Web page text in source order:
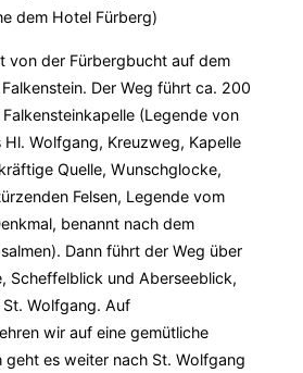
dem Hotel Fürberg)
von der Fürbergbucht auf dem
Der Weg führt ca. 200
(Legende von
Wolfgang, Kreuzweg, Kapelle
Quelle, Wunschglocke,
Felsen, Legende vom
benannt nach dem
Dann führt der Weg über
Scheffelblick und Aberseeblick,
Wolfgang. Auf
wir auf eine gemütliche
geht es weiter nach St. Wolfgang